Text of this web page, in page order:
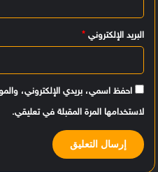
البريد الإلكتروني *
احفظ اسمي، بريدي الإلكتروني،
لاستخدامها المرة المقبلة في تعليقي.